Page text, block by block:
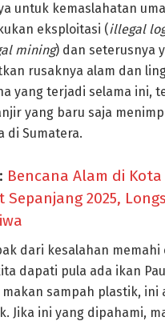
untuk kemaslahatan
eksploitasi (illegal
mining) dan seterusnya
rusaknya alam dan
yang terjadi selama ini,
yang baru saja
di Sumatera.
Bencana Alam di
Sepanjang 2025,
dari kesalahan memahi
dapati pula ada ikan
sampah plastik, ini
Jika ini yang dipahami,